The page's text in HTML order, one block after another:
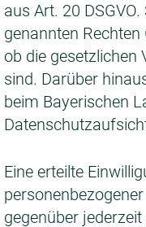
aus Art. 20
genannten
ob die gesetzlichen
sind. Darüber
beim Bayerischen
Eine erteilte
gegenüber